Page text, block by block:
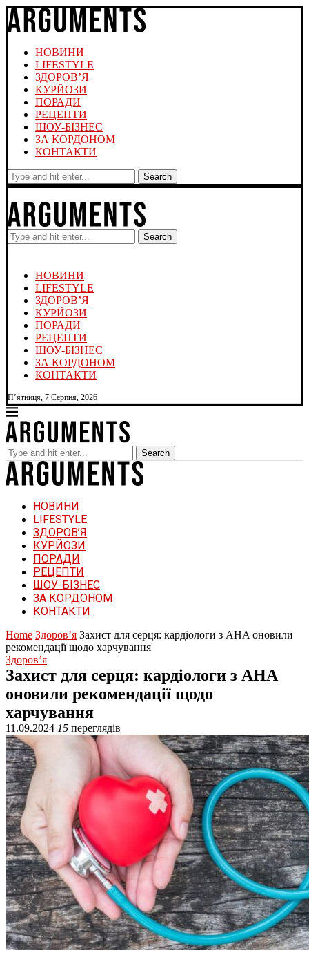
НОВИНИ
LIFESTYLE
ЗДОРОВ’Я
КУРЙОЗИ
ПОРАДИ
РЕЦЕПТИ
ШОУ-БІЗНЕС
ЗА КОРДОНОМ
КОНТАКТИ
Search
Search
НОВИНИ
LIFESTYLE
ЗДОРОВ’Я
КУРЙОЗИ
ПОРАДИ
РЕЦЕПТИ
ШОУ-БІЗНЕС
ЗА КОРДОНОМ
КОНТАКТИ
П’ятниця, 7 Серпня, 2026
Search
НОВИНИ
LIFESTYLE
ЗДОРОВ’Я
КУРЙОЗИ
ПОРАДИ
РЕЦЕПТИ
ШОУ-БІЗНЕС
ЗА КОРДОНОМ
КОНТАКТИ
Home Здоров’я Захист для серця: кардіологи з AHA оновили
рекомендації щодо харчування
Здоров’я
Захист для серця: кардіологи з AHA
оновили рекомендації щодо
харчування
11.09.2024 15 переглядів